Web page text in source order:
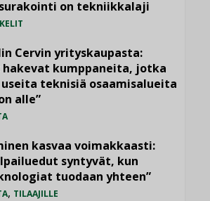
on tekniikkalaji
Cervin yrityskaupasta:
hakevat kumppaneita, jotka
teknisiä osaamisalueita
alle”
kasvaa voimakkaasti:
syntyvät, kun
tuodaan yhteen”
, TILAAJILLE